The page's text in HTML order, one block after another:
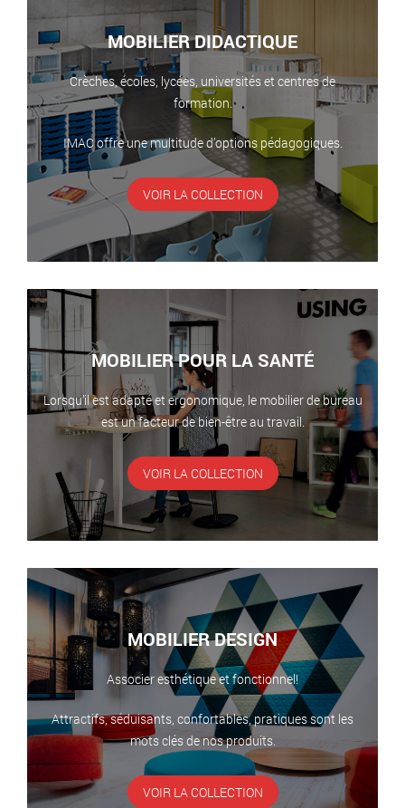
MOBILIER DIDACTIQUE
Crèches, écoles, lycées, universités et centres de
formation.
IMAC offre une multitude d’options pédagogiques.
VOIR LA COLLECTION
MOBILIER POUR LA SANTÉ
Lorsqu’il est adapté et ergonomique, le mobilier de bureau
est un facteur de bien-être au travail.
VOIR LA COLLECTION
MOBILIER DESIGN
Associer esthétique et fonctionnel!
Attractifs, séduisants, confortables, pratiques sont les
mots clés de nos produits.
VOIR LA COLLECTION